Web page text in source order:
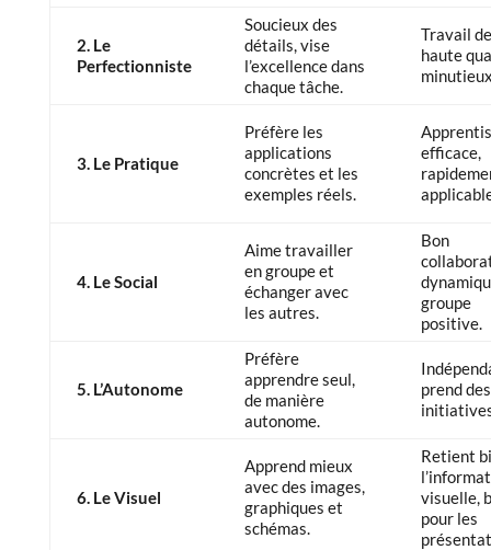
2. Le
Perfectionniste
Soucieux des
détails, vise
l’excellence dans
chaque tâche.
Travail de
haute
3. Le Pratique
Préfère les
applications
concrètes et les
exemples réels.
efficace,
4. Le Social
Aime travailler
en groupe et
échanger avec
les autres.
Bon
groupe
positive.
5. L’Autonome
Préfère
apprendre seul,
de manière
autonome.
prend des
6. Le Visuel
Apprend mieux
avec des images,
graphiques et
schémas.
Retient
visuelle,
pour les